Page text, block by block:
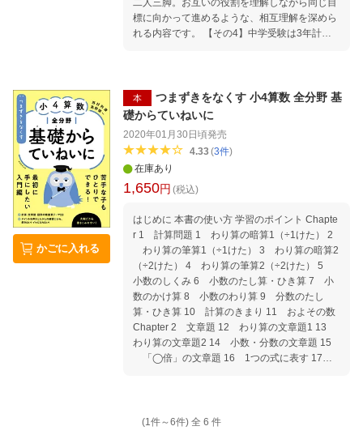
二人三脚。お互いの役割を理解しながら同じ目
標に向かって進めるような、相互理解を深めら
れる内容です。 【その4】中学受験は3年計
父さん」の存在の重要性が、ますます高まって
います。子どもには、不確実な世界をしっかり
ってきた「成功方程式」を子どもに伝えた
い……ちょっと待った！ 大人の世界では抜群
の効果を上げていたはずの、お父さんのその
「やり方」、実は子どもの成長を妨げてしまっ
以上携わってきた「プロ家庭教師集団」が見て
きた「NG父さん」の実例をあげながら、中学
受験というビッグプロジェクトを成功させるた
めの「正しい父親の役割」を、懇切丁寧に指南
します。 はじめに 自分のタイプを知ろう。お
父さんチェックリスト 第1章 【とくに、お父
さんへ】あのころとは全く違う、中学受験の最
新動向 第2章 【4年生】中学受験における、
お父さんのほんとうの役割とは？ 第3章 【5
年生】ありがちなお父さんのNG行動、どこが
かごに入れる
本
つまずきをなくす 小4算数 全分野 基
礎からていねいに
2020年01月30日頃発売
4.33(3件)
在庫あり
1,650円 (税込)
はじめに 本書の使い方 学習のポイント Chapte
r 1 計算問題 1 わり算の暗算1（÷1けた） 2
わり算の筆算1（÷1けた） 3 わり算の暗算2
（÷2けた） 4 わり算の筆算2（÷2けた） 5
小数のしくみ 6 小数のたし算・ひき算 7 小
数のかけ算 8 小数のわり算 9 分数のたし
算・ひき算 10 計算のきまり 11 およその数
Chapter 2 文章題 12 わり算の文章題1 13
わり算の文章題2 14 小数・分数の文章題 15
「◯倍」の文章題 16 1つの式に表す 17
3 図形問題 22 角の大きさ 23 直線の垂直
(1件～6件) 全 6 件